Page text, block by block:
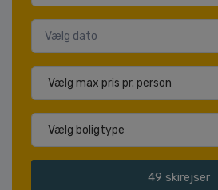
49 skirejser